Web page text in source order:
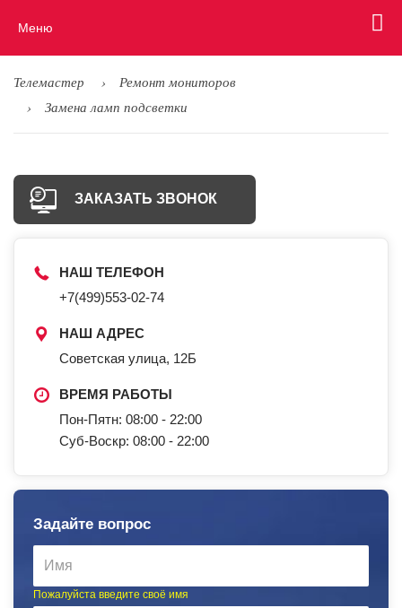
Меню
Телемастер
Ремонт мониторов
Замена ламп подсветки
ЗАКАЗАТЬ ЗВОНОК
НАШ ТЕЛЕФОН
+7(499)553-02-74
НАШ АДРЕС
Советская улица, 12Б
ВРЕМЯ РАБОТЫ
Пон-Пятн: 08:00 - 22:00
Суб-Воскр: 08:00 - 22:00
Задайте вопрос
Пожалуйста введите своё имя